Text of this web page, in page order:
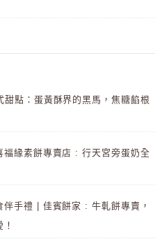
甜點：蛋黃酥界的黑馬，焦糖餡根
福緣素餅專賣店 : 行天宮旁蛋奶全
伴手禮 | 佳賓餅家 : 牛軋餅專賣，